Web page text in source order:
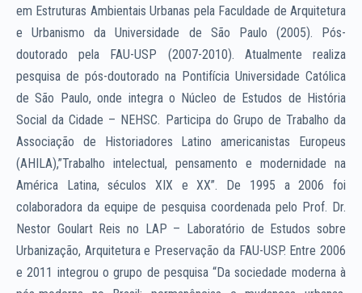
em Estruturas Ambientais Urbanas pela Faculdade de Arquitetura
e Urbanismo da Universidade de São Paulo (2005). Pós-
doutorado pela FAU-USP (2007-2010). Atualmente realiza
pesquisa de pós-doutorado na Pontifícia Universidade Católica
de São Paulo, onde integra o Núcleo de Estudos de História
Social da Cidade – NEHSC. Participa do Grupo de Trabalho da
Associação de Historiadores Latino americanistas Europeus
(AHILA),”Trabalho intelectual, pensamento e modernidade na
América Latina, séculos XIX e XX”. De 1995 a 2006 foi
colaboradora da equipe de pesquisa coordenada pelo Prof. Dr.
Nestor Goulart Reis no LAP – Laboratório de Estudos sobre
Urbanização, Arquitetura e Preservação da FAU-USP. Entre 2006
e 2011 integrou o grupo de pesquisa “Da sociedade moderna à